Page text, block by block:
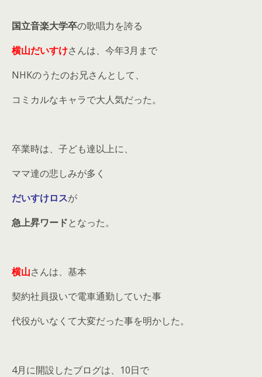
国立音楽大学卒の歌唱力を誇る
横山だいすけさんは、今年3月まで
NHKのうたのお兄さんとして、
コミカルなキャラで大人気だった。
卒業時は、子ども達以上に、
ママ達の悲しみが多く
だいすけロスが
急上昇ワードとなった。
横山さんは、基本
契約社員扱いで電車通勤していた事
代役がいなくて大変だった事を明かした。
4月に開設したブログは、10日で